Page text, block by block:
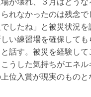
が壊れ、３月はどうな
れなかったのは残念
したね」と被災状況を
しい練習場を確保して
話す。被災を経験して
うした気持ちがエネ
位入賞が現実のものと